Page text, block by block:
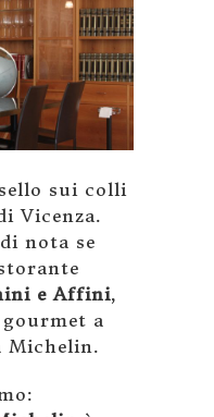
sui colli
Vicenza.
nota se
e Affini,
a
Michelin.